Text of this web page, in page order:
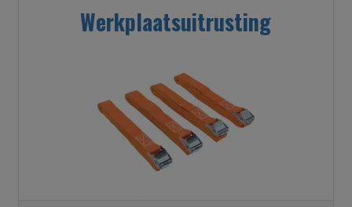
Werkplaatsuitrusting